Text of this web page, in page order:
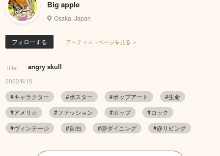
Big apple
Osaka, Japan
フォローする アーティストページを見る ＞
Title: angry skull
2022/6/15
#キャラクター
#ポスター #ポップアート
#生命
#アメリカ
#ファッション #ポップ
#ロック
#ヴィンテージ
#自由 #@ダイニング #@リビング